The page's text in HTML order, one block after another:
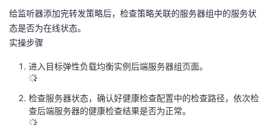
给监听器添加完转发策略后，检查策略关联的服务器组中的服务状
态是否为在线状态。
实操步骤
进入目标弹性负载均衡实例后端服务器组页面。
检查服务器状态，确认好健康检查配置中的检查路径，依次检
查后端服务器的健康检查结果是否为正常。